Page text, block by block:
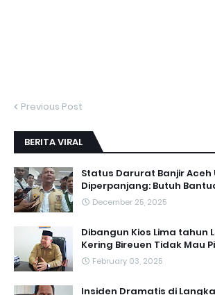
Previous Post
BERITA VIRAL
Status Darurat Banjir Aceh
Diperpanjang: Butuh
December 25, 2025
Dibangun Kios Lima tahun
Kering Bireuen Tidak Mau
February 03, 2025
Insiden Dramatis di